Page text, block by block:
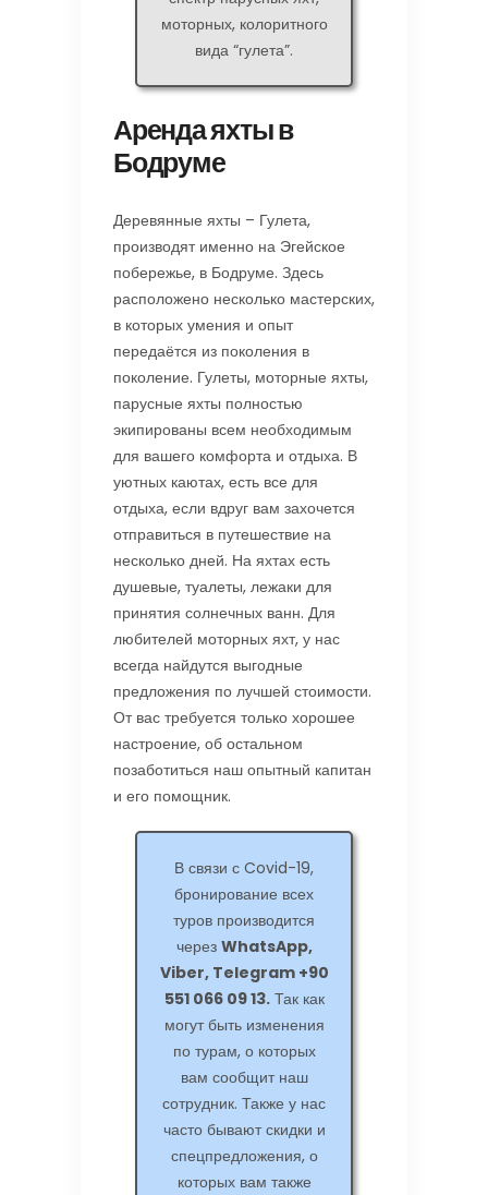
моторных, колоритного
вида “гулета”.
Аренда яхты в
Бодруме
Деревянные яхты – Гулета,
производят именно на Эгейское
побережье, в Бодруме. Здесь
расположено несколько мастерских,
в которых умения и опыт
передаётся из поколения в
поколение. Гулеты, моторные яхты,
парусные яхты полностью
экипированы всем необходимым
для вашего комфорта и отдыха. В
уютных каютах, есть все для
отдыха, если вдруг вам захочется
отправиться в путешествие на
несколько дней. На яхтах есть
душевые, туалеты, лежаки для
принятия солнечных ванн. Для
любителей моторных яхт, у нас
всегда найдутся выгодные
предложения по лучшей стоимости.
От вас требуется только хорошее
настроение, об остальном
позаботиться наш опытный капитан
и его помощник.
В связи с Covid-19,
бронирование всех
туров производится
через WhatsApp,
Viber, Telegram +90
551 066 09 13.Так как
могут быть изменения
по турам, о которых
вам сообщит наш
сотрудник. Также у нас
часто бывают скидки и
спецпредложения, о
которых вам также